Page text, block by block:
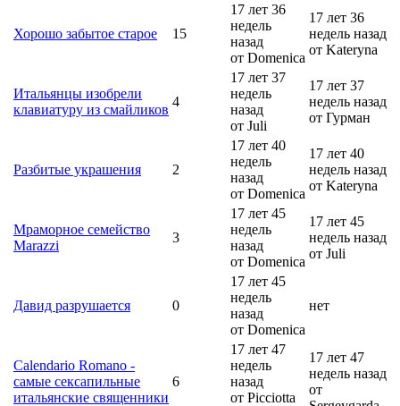
Хорошо забытое старое 15
17 лет 36
недель
назад
от Domenica
17 лет 36
недель назад
от Kateryna
Итальянцы изобрели
клавиатуру из смайликов
4
17 лет 37
недель
назад
от Juli
17 лет 37
недель назад
от Гурман
Разбитые украшения 2
17 лет 40
недель
назад
от Domenica
17 лет 40
недель назад
от Kateryna
Мраморное семейство
Marazzi
3
17 лет 45
недель
назад
от Domenica
17 лет 45
недель назад
от Juli
Давид разрушается 0
17 лет 45
недель
назад
от Domenica
нет
Calendario Romano -
самые сексапильные
итальянские священники
6
17 лет 47
недель
назад
от Picciotta
17 лет 47
недель назад
от